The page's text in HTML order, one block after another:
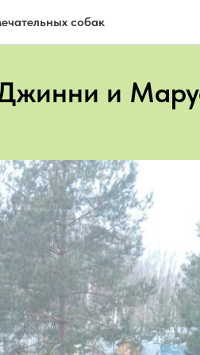
собак
и